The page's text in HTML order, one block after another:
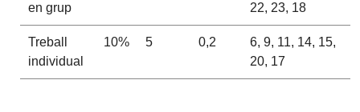
en grup
22, 23, 18
Treball
individual
10% 5 0,2
6, 9, 11, 14, 15,
20, 17